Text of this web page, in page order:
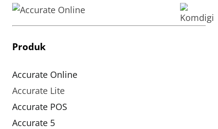
Produk
Accurate Online
Accurate Lite
Accurate POS
Accurate 5